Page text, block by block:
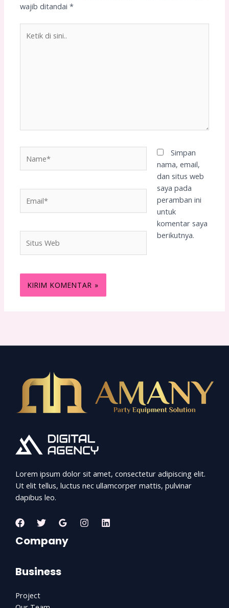
wajib ditandai*
Web
Simpan
nama, email,
dan situs web
saya pada
peramban ini
untuk
komentar saya
berikutnya.
Lorem ipsum dolor sit amet, consectetur adipiscing elit.
Ut elit tellus, luctus nec ullamcorper mattis, pulvinar
dapibus leo.
Company
Business
Project